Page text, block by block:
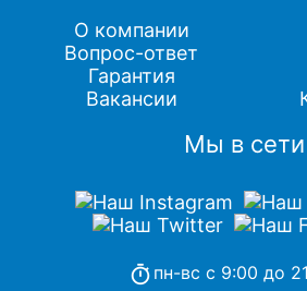
О компании
Вопрос-ответ
Гарантия
Вакансии
Мы в сети
timer пн-вс с 9:00 до